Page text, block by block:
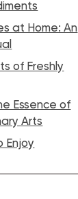
at Home: An
of Freshly
Essence of
Arts
Enjoy